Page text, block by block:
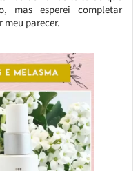
mas esperei completar
meu parecer.